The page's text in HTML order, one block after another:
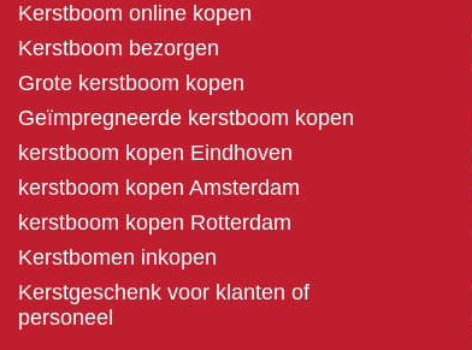
Kerstboom online kopen
Kerstboom bezorgen
Grote kerstboom kopen
Geïmpregneerde kerstboom kopen
kerstboom kopen Eindhoven
kerstboom kopen Amsterdam
kerstboom kopen Rotterdam
Kerstbomen inkopen
Kerstgeschenk voor klanten of
personeel